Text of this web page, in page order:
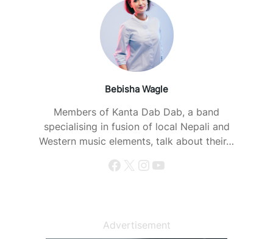
Bebisha Wagle
Members of Kanta Dab Dab, a band
specialising in fusion of local Nepali and
Western music elements, talk about their…
Facebook X Instagram YouTube
Advertisement